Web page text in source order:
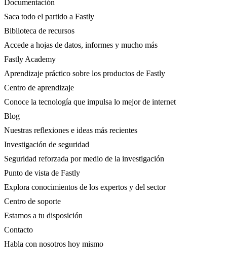
Documentación
Saca todo el partido a Fastly
Biblioteca de recursos
Accede a hojas de datos, informes y mucho más
Fastly Academy
Aprendizaje práctico sobre los productos de Fastly
Centro de aprendizaje
Conoce la tecnología que impulsa lo mejor de internet
Blog
Nuestras reflexiones e ideas más recientes
Investigación de seguridad
Seguridad reforzada por medio de la investigación
Punto de vista de Fastly
Explora conocimientos de los expertos y del sector
Centro de soporte
Estamos a tu disposición
Contacto
Habla con nosotros hoy mismo